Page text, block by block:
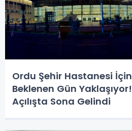
Ordu Şehir Hastanesi İçin
Beklenen Gün Yaklaşıyor!
Açılışta Sona Gelindi